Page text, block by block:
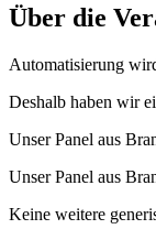
Über die
Automatisierung
Deshalb haben wir
Unser Panel aus
Unser Panel aus
Keine weitere